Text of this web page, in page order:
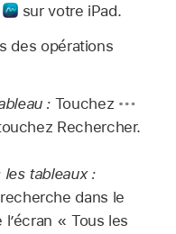
sur votre iPad.
des opérations
: Touchez
Rechercher.
tableaux :
dans le
« Tous les